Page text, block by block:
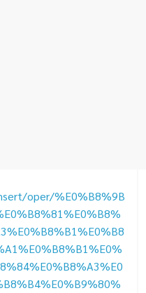
oper/%E0%B8%9B